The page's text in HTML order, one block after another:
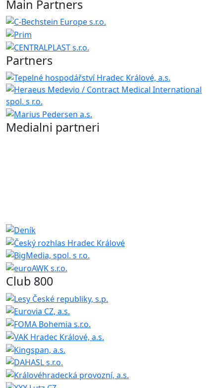
Main Partners
Partners
Medialni partneri
Club 800